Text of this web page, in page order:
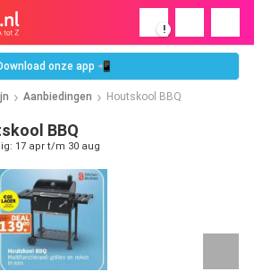
!
onze app 📲
Aanbiedingen Houtskool BBQ
BBQ
17 apr t/m 30 aug